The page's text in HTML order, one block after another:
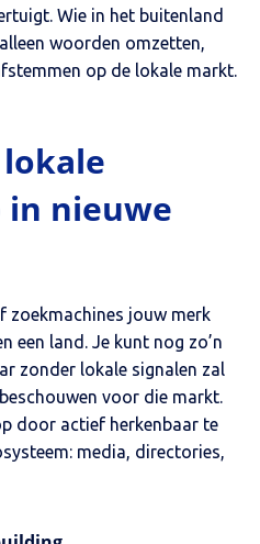
Wie in het buitenland
woorden omzetten,
op de lokale markt.
nieuwe
zoekmachines jouw merk
een land. Je kunt nog zo’n
zonder lokale signalen zal
voor die markt.
door actief herkenbaar te
media, directories,